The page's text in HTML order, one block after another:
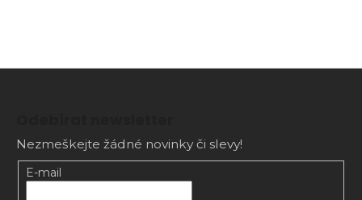
Nezmeškejte žádné novinky či slevy!
E-mail